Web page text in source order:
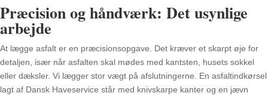
Præcision og håndværk: Det usynlige
arbejde
At lægge asfalt er en præcisionsopgave. Det kræver et skarpt øje for
detaljen, især når asfalten skal mødes med kantsten, husets sokkel
eller dæksler. Vi lægger stor vægt på afslutningerne. En asfaltindkørsel
lagt af Dansk Haveservice står med knivskarpe kanter og en jævn